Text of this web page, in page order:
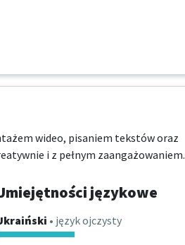
wideo, pisaniem tekstów oraz
i z pełnym zaangażowaniem.
językowe
• język ojczysty